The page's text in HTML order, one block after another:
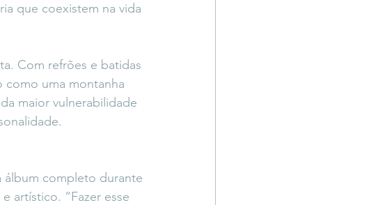
que coexistem na vida
Com refrões e batidas
como uma montanha
maior vulnerabilidade
álbum completo durante
artístico. “Fazer esse